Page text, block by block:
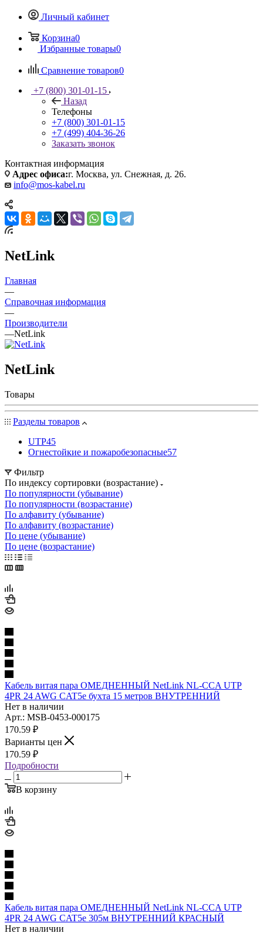
Личный кабинет
Корзина0
Избранные товары0
Сравнение товаров0
+7 (800) 301-01-15
Назад
Телефоны
+7 (800) 301-01-15
+7 (499) 404-36-26
Заказать звонок
Контактная информация
Адрес офиса:г. Москва, ул. Снежная, д. 26.
info@mos-kabel.ru
NetLink
Главная
—
Справочная информация
—
Производители
—NetLink
NetLink
Товары
Разделы товаров
UTP45
Огнестойкие и пожаробезопасные57
Фильтр
По индексу сортировки (возрастание)
По популярности (убывание)
По популярности (возрастание)
По алфавиту (убывание)
По алфавиту (возрастание)
По цене (убывание)
По цене (возрастание)
Кабель витая пара ОМЕДНЕННЫЙ NetLink NL-CCA UTP
4PR 24 AWG CAT5е бухта 15 метров ВНУТРЕННИЙ
Нет в наличии
Арт.: MSB-0453-000175
170.59 ₽
Варианты цен
170.59 ₽
Подробности
В корзину
Кабель витая пара ОМЕДНЕННЫЙ NetLink NL-CCA UTP
4PR 24 AWG CAT5е 305м ВНУТРЕННИЙ КРАСНЫЙ
Нет в наличии